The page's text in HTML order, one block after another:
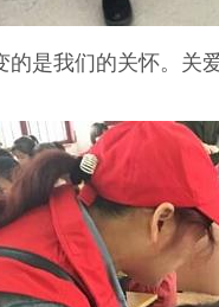
是我们的关怀。关